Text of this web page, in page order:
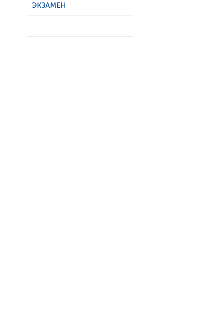
ЭКЗАМЕН